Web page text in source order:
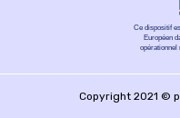
Ce dispositif
Européen
opérationnel
Copyright 2021 ©